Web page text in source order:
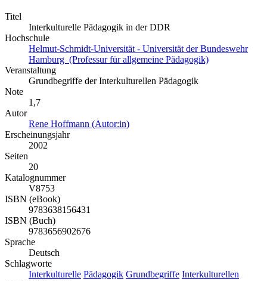
Titel
Interkulturelle Pädagogik in der DDR
Hochschule
Helmut-Schmidt-Universität - Universität der Bundeswehr
Hamburg (Professur für allgemeine Pädagogik)
Veranstaltung
Grundbegriffe der Interkulturellen Pädagogik
Note
1,7
Autor
Rene Hoffmann (Autor:in)
Erscheinungsjahr
2002
Seiten
20
Katalognummer
V8753
ISBN (eBook)
9783638156431
ISBN (Buch)
9783656902676
Sprache
Deutsch
Schlagworte
Interkulturelle Pädagogik Grundbegriffe Interkulturellen